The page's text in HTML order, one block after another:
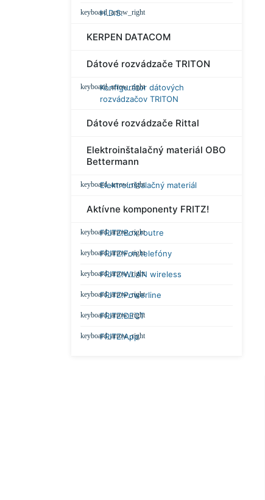
H.D.S.
KERPEN DATACOM
Dátové rozvádzače TRITON
Konfigurátor dátových
rozvádzačov TRITON
Dátové rozvádzače Rittal
Elektroinštalačný materiál OBO
Bettermann
Elektroinštalačný materiál
Aktívne komponenty FRITZ!
FRITZ!Box routre
FRITZ!Fon telefóny
FRITZ!WLAN wireless
FRITZ!Powerline
FRITZ!DECT
FRITZ!App